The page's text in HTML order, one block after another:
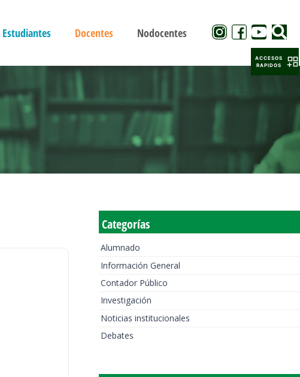
Estudiantes Docentes Nodocentes
Categorías
Alumnado
Información General
Contador Público
Investigación
Noticias institucionales
Debates
ACCESOS
RAPIDOS